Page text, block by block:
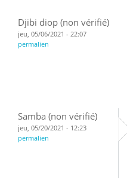
Djibi diop (non vérifié)
jeu, 05/06/2021 - 22:07
permalien
Samba (non vérifié)
jeu, 05/20/2021 - 12:23
permalien